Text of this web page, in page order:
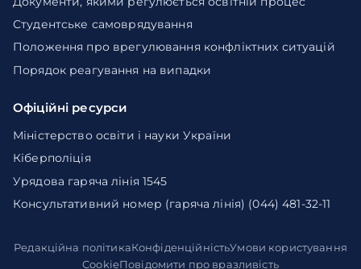
Студентське самоврядування
Положення про врегулювання конфліктних ситуацій
Порядок реагування на випадки
Офіційні ресурси
Міністерство освіти і науки України
Кіберполіція
Урядова гаряча лінія 1545
Консультативний номер (гаряча лінія) (044) 481-32-11
Редакційна політикаКонфіденційністьУмови користування
CookieПовідомити про вразливість